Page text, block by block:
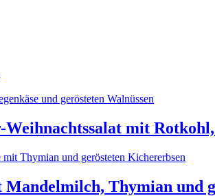
mit
Thymian und